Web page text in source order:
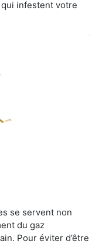
infestent votre
se servent non
du gaz
Pour éviter d’être